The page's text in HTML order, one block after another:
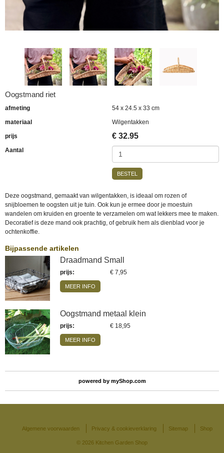
Oogstmand riet
afmeting
54 x 24.5 x 33 cm
materiaal
Wilgentakken
prijs
€ 32.95
Aantal
BESTEL
Deze oogstmand, gemaakt van wilgentakken, is ideaal om rozen of
snijbloemen te oogsten uit je tuin. Ook kun je ermee door je moestuin
wandelen om kruiden en groente te verzamelen om wat lekkers mee te maken.
Decoratief is deze mand ook prachtig, of gebruik hem als dienblad voor je
ochtenkoffie.
Bijpassende artikelen
Draadmand Small
prijs: € 7,95
MEER INFO
Oogstmand metaal klein
prijs: € 18,95
MEER INFO
powered by myShop.com
Algemene voorwaarden Privacy & cookieverklaring Sitemap Shop
© 2026 Kitchen Garden Shop